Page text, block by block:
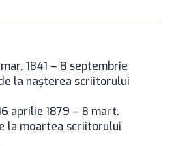
1841 – 8 septembrie
la naşterea scriitorului
aprilie 1879 – 8 mart.
la moartea scriitorului